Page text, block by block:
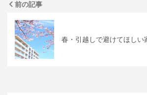
前の記事
春・引越しで避けてほしい